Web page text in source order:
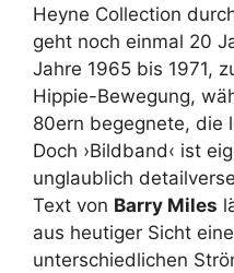
Heyne Collection
geht noch einmal 20
Jahre 1965 bis 1971,
Hippie-Bewegung,
80ern begegnete, die
Doch ›Bildband‹ ist
unglaublich
Text von Barry Miles
aus heutiger Sicht
unterschiedlichen